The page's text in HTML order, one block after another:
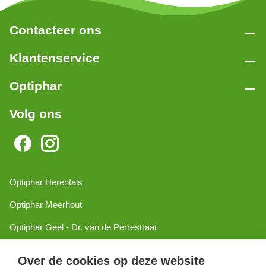
Over de cookies op deze website
Contacteer ons
Klantenservice
Optiphar
Volg ons
Optiphar Herentals
Optiphar Meerhout
Optiphar Geel - Dr. van de Perrestraat